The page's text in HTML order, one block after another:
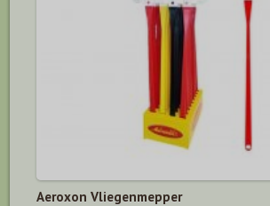
Aeroxon Vliegenmepper